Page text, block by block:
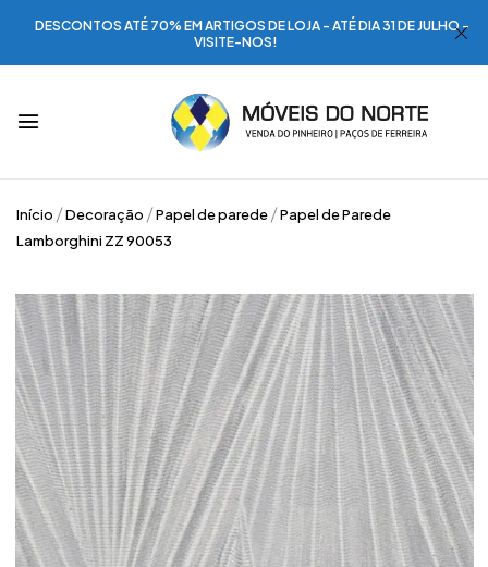
DESCONTOS ATÉ 70% EM ARTIGOS DE LOJA - ATÉ DIA 31 DE JULHO -
VISITE-NOS!
Início Decoração Papel de parede
Papel de Parede
Lamborghini ZZ 90053